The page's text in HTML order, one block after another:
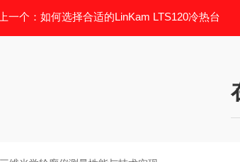
上一个： 如何选择合适的LinKam LTS120冷热台